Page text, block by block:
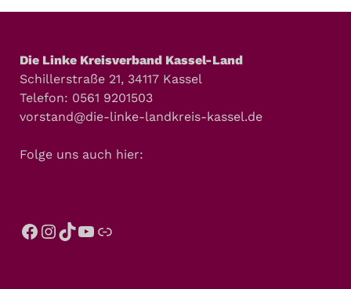
Die Linke Kreisverband Kassel-Land
Schillerstraße 21, 34117 Kassel
Telefon: 0561 9201503
vorstand@die-linke-landkreis-kassel.de
Folge uns auch hier: